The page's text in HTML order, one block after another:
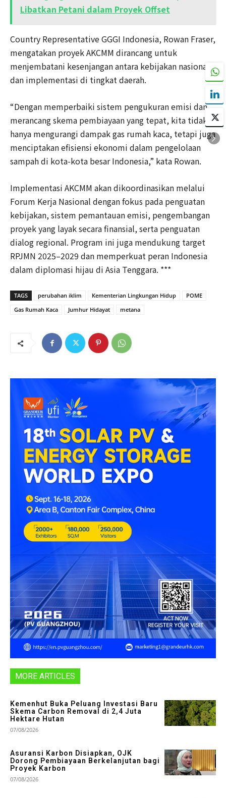
Libatkan Petani dalam Proyek Offset
Country Representative GGGI Indonesia, Rowan Fraser,
mengatakan proyek AKCMM dirancang untuk
menjembatani kesenjangan antara kebijakan nasional
dan implementasi di tingkat daerah.
“Dengan memperbaiki sistem pengukuran emisi dan
merancang skema pembiayaan yang tepat, kita tidak
hanya mengurangi dampak gas rumah kaca, tetapi juga
menciptakan efisiensi ekonomi dalam pengelolaan
sampah di kota-kota besar Indonesia,” kata Rowan.
Implementasi AKCMM akan dikoordinasikan melalui
Forum Kerja Nasional dengan fokus pada penguatan
kebijakan, sistem pemantauan emisi, pengembangan
proyek yang layak secara finansial, serta penguatan
dialog regional. Program ini juga mendukung target
RPJMN 2025–2029 dan memperkuat peran Indonesia
dalam diplomasi hijau di Asia Tenggara. ***
TAGS perubahan iklim Kementerian Lingkungan Hidup
POME
Gas Rumah Kaca
Jumhur Hidayat metana
MORE ARTICLES
Kemenhut Buka Peluang Investasi Baru
Skema Carbon Removal di 2,4 Juta
Hektare Hutan
07/08/2026
Asuransi Karbon Disiapkan, OJK
Dorong Pembiayaan Berkelanjutan bagi
Proyek Karbon
07/08/2026